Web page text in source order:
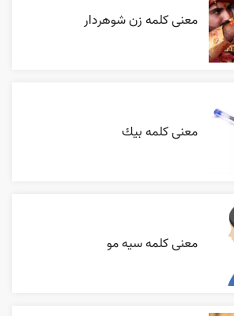
معنی کلمه زن شوهردار
معنی کلمه بيك
معنی کلمه سیه مو